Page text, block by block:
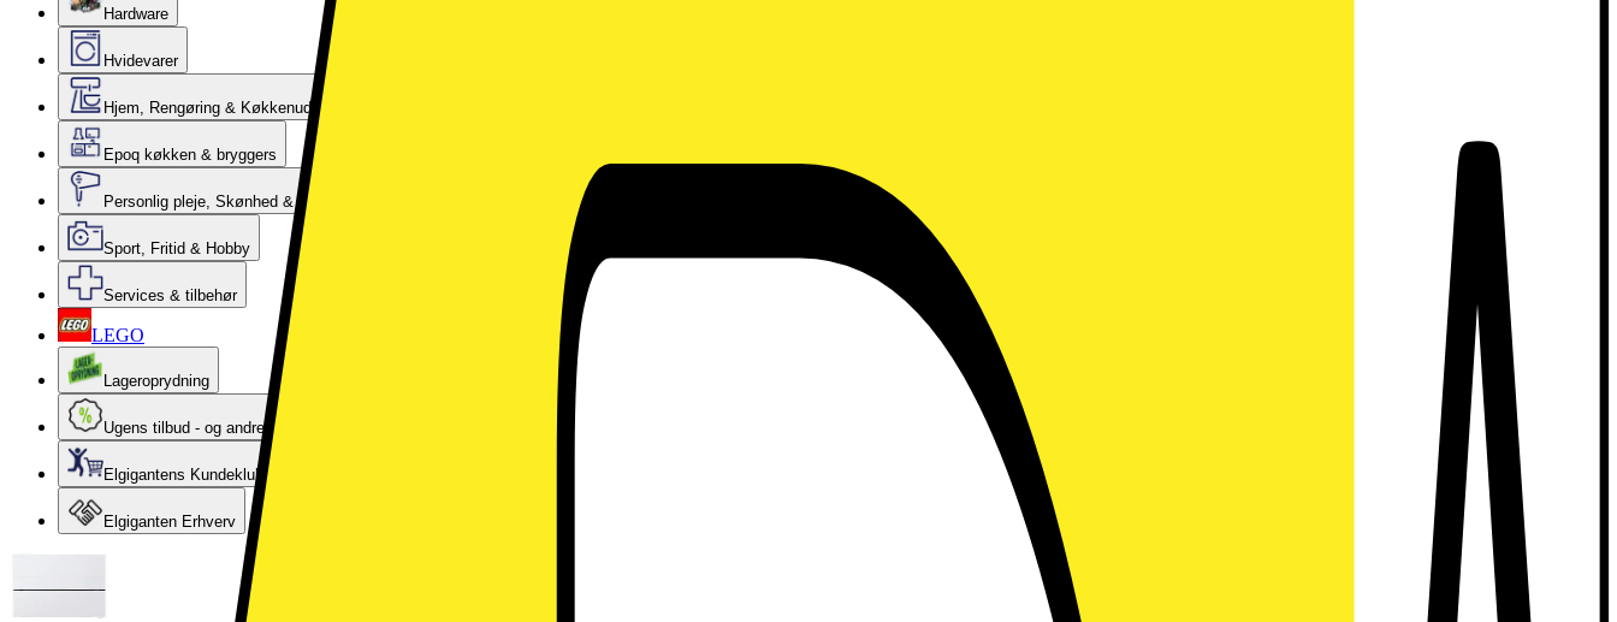
Hardware
Hvidevarer
Hjem, Rengøring & Køkkenudstyr
Epoq køkken & bryggers
Personlig pleje, Skønhed & Velvære
Sport, Fritid & Hobby
Services & tilbehør
LEGO
Lageroprydning
Ugens tilbud - og andre gode priser
Elgigantens Kundeklub
Elgiganten Erhverv